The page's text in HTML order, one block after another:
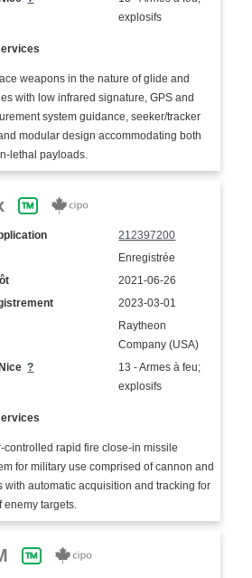
explosifs
weapons in the nature of glide and
with low infrared signature, GPS and
system guidance, seeker/tracker
modular design accommodating both
lethal payloads.
212397200
Enregistrée
2021-06-26
2023-03-01
Raytheon
Company (USA)
Nice?
13 - Armes à feu;
explosifs
controlled rapid fire close-in missile
for military use comprised of cannon and
with automatic acquisition and tracking for
enemy targets.